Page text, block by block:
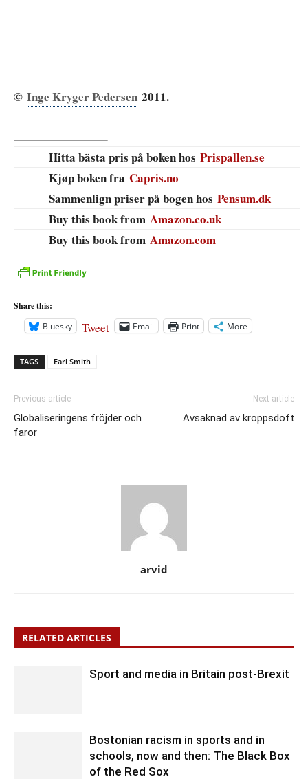
© Inge Kryger Pedersen 2011.
Hitta bästa pris på boken hos Prispallen.se
Kjøp boken fra Capris.no
Sammenlign priser på bogen hos Pensum.dk
Buy this book from Amazon.co.uk
Buy this book from Amazon.com
Share this:
Bluesky
Tweet Email Print More
TAGS Earl Smith
Previous article
Globaliseringens fröjder och
faror
Next article
Avsaknad av kroppsdoft
arvid
RELATED ARTICLES
Sport and media in Britain post-Brexit
Bostonian racism in sports and in
schools, now and then: The Black Box
of the Red Sox